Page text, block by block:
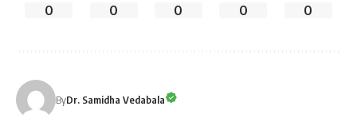
0 0 0 0 0
ByDr. Samidha Vedabala